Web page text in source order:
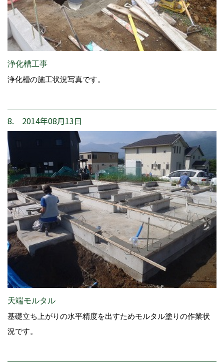
浄化槽工事
浄化槽の施工状況写真です。
8. 2014年08月13日
天端モルタル
基礎立ち上がりの水平精度を出すためモルタル塗りの作業状
況です。